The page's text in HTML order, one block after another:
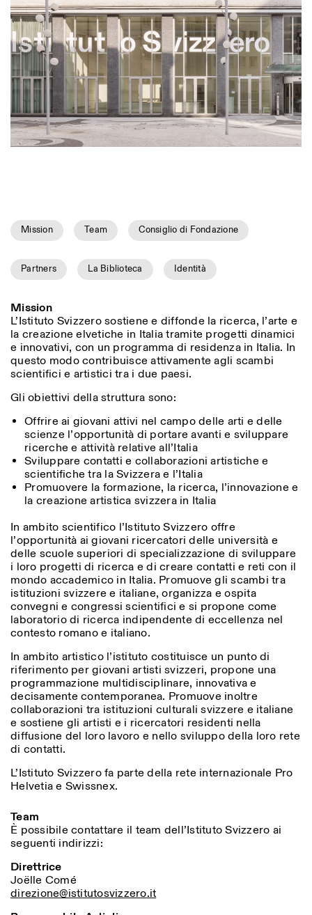
Mission Team Consiglio di Fondazione
Partners La Biblioteca Identità
Mission
L’Istituto Svizzero sostiene e diffonde la ricerca, l’arte e
la creazione elvetiche in Italia tramite progetti dinamici
e innovativi, con un programma di residenza in Italia. In
questo modo contribuisce attivamente agli scambi
scientifici e artistici tra i due paesi.
Gli obiettivi della struttura sono:
Offrire ai giovani attivi nel campo delle arti e delle
scienze l’opportunità di portare avanti e sviluppare
ricerche e attività relative all’Italia
Sviluppare contatti e collaborazioni artistiche e
scientifiche tra la Svizzera e l’Italia
Promuovere la formazione, la ricerca, l’innovazione e
la creazione artistica svizzera in Italia
In ambito scientifico l’Istituto Svizzero offre
l’opportunità ai giovani ricercatori delle università e
delle scuole superiori di specializzazione di sviluppare
i loro progetti di ricerca e di creare contatti e reti con il
mondo accademico in Italia. Promuove gli scambi tra
istituzioni svizzere e italiane, organizza e ospita
convegni e congressi scientifici e si propone come
laboratorio di ricerca indipendente di eccellenza nel
contesto romano e italiano.
In ambito artistico l’istituto costituisce un punto di
riferimento per giovani artisti svizzeri, propone una
programmazione multidisciplinare, innovativa e
decisamente contemporanea. Promuove inoltre
collaborazioni tra istituzioni culturali svizzere e italiane
e sostiene gli artisti e i ricercatori residenti nella
diffusione del loro lavoro e nello sviluppo della loro rete
di contatti.
L’Istituto Svizzero fa parte della rete internazionale Pro
Helvetia e Swissnex.
Team
È possibile contattare il team dell’Istituto Svizzero ai
seguenti indirizzi:
Direttrice
Joëlle Comé
direzione@istitutosvizzero.it